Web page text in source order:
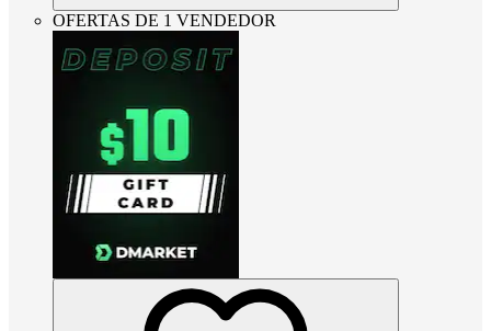
OFERTAS DE 1 VENDEDOR